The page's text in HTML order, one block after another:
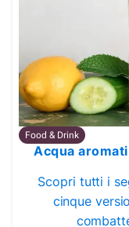
Food & Drink
Acqua
Scopri tutti i
cinque